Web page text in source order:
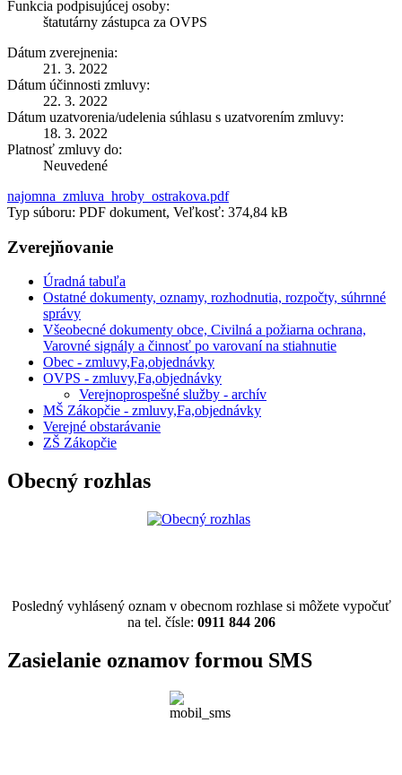
Funkcia podpisujúcej osoby:
štatutárny zástupca za OVPS
Dátum zverejnenia:
21. 3. 2022
Dátum účinnosti zmluvy:
22. 3. 2022
Dátum uzatvorenia/udelenia súhlasu s uzatvorením zmluvy:
18. 3. 2022
Platnosť zmluvy do:
Neuvedené
najomna_zmluva_hroby_ostrakova.pdf
Typ súboru: PDF dokument, Veľkosť: 374,84 kB
Zverejňovanie
Úradná tabuľa
Ostatné dokumenty, oznamy, rozhodnutia, rozpočty, súhrnné
správy
Všeobecné dokumenty obce, Civilná a požiarna ochrana,
Varovné signály a činnosť po varovaní na stiahnutie
Obec - zmluvy,Fa,objednávky
OVPS - zmluvy,Fa,objednávky
Verejnoprospešné služby - archív
MŠ Zákopčie - zmluvy,Fa,objednávky
Verejné obstarávanie
ZŠ Zákopčie
Obecný rozhlas
Posledný vyhlásený oznam v obecnom rozhlase si môžete vypočuť
na tel. čísle: 0911 844 206
Zasielanie oznamov formou SMS